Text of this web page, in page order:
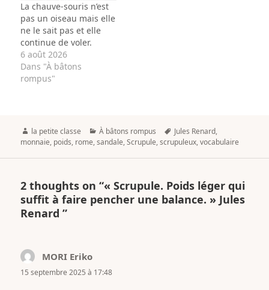
La chauve-souris n’est
pas un oiseau mais elle
ne le sait pas et elle
continue de voler.
6 août 2026
Dans "À bâtons
rompus"
Author
la petite classe Categories
À bâtons rompus Tags
Jules Renard,
monnaie, poids, rome,sandale,Scrupule,scrupuleux,vocabulaire
2 thoughts on “« Scrupule. Poids léger qui
suffit à faire pencher une balance. » Jules
Renard ”
MORI Eriko
15 septembre 2025 à 17:48